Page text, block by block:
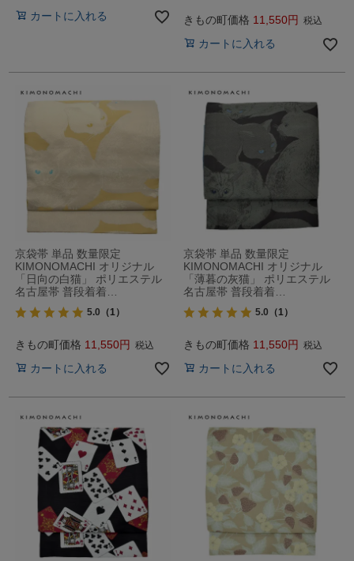
カートに入れる きもの町価格 11,550 税込
カートに入れる
京袋帯 単品 数量限定
KIMONOMACHI オリジナル
「日向の白猫」 ポリエステル
名古屋帯 普段着着…
5.0 （1）
きもの町価格 11,550 税込
カートに入れる
京袋帯 単品 数量限定
KIMONOMACHI オリジナル
「薄暮の灰猫」 ポリエステル
名古屋帯 普段着着…
5.0 （1）
きもの町価格 11,550 税込
カートに入れる